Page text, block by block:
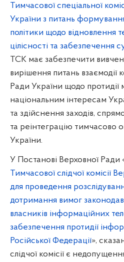
Тимчасової спеціальної
України з питань формування
політики щодо відновлення
цілісності та забезпечення
ТСК має забезпечити
вирішення питань взаємодії
Ради України щодо
національним інтересам
та здійснення заходів,
та реінтеграцію тимчасово
України.
У Постанові Верховної Ради
Тимчасової слідчої комісії
для проведення
дотримання вимог
власників інформаційних
забезпечення протидії
Російської Федерації»,
слідчої комісії є